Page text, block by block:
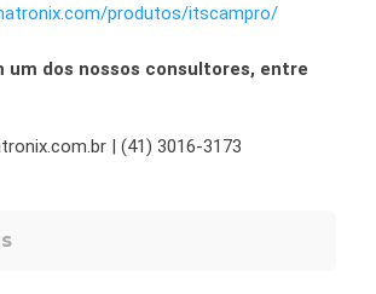
produtos/itscampro/
um dos nossos consultores, entre
| (41) 3016-3173